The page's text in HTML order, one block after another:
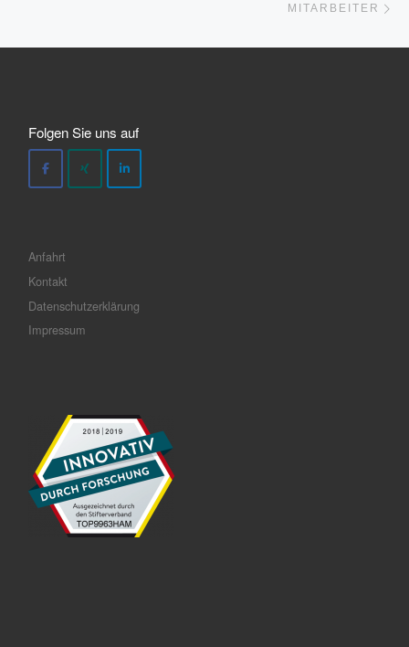
MITARBEITER
Folgen Sie uns auf
Anfahrt
Kontakt
Datenschutzerklärung
Impressum